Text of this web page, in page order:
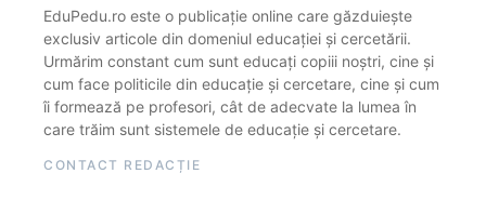
EduPedu.ro este o publicație online care găzduiește
exclusiv articole din domeniul educației și cercetării.
Urmărim constant cum sunt educați copiii noștri, cine și
cum face politicile din educație și cercetare, cine și cum
îi formează pe profesori, cât de adecvate la lumea în
care trăim sunt sistemele de educație și cercetare.
CONTACT REDACȚIE